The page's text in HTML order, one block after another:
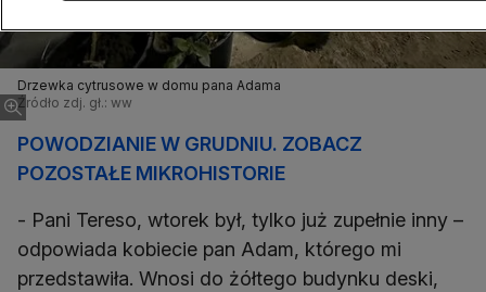
Drzewka cytrusowe w domu pana Adama
Źródło zdj. gł.: ww
POWODZIANIE W GRUDNIU. ZOBACZ
POZOSTAŁE MIKROHISTORIE
- Pani Tereso, wtorek był, tylko już zupełnie inny –
odpowiada kobiecie pan Adam, którego mi
przedstawiła. Wnosi do żółtego budynku deski,